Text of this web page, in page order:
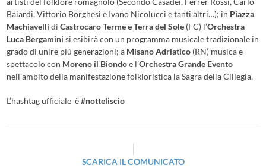
Baiardi, Vittorio Borghesi e Ivano Nicolucci e tanti altri…); in Piazza
Machiavelli diCastrocaro Terme e Terra del Sole (FC) l’Orchestra
Luca Bergamini si esibirà con un programma musicale tradizionale in
grado di unire più generazioni; a Misano Adriatico (RN) musica e
spettacolo con Moreno il Biondoe l’Orchestra Grande Evento
nell’ambito della manifestazione folkloristica la Sagra della Ciliegia.
L’hashtag ufficiale è#notteliscio
SCARICA IL COMUNICATO